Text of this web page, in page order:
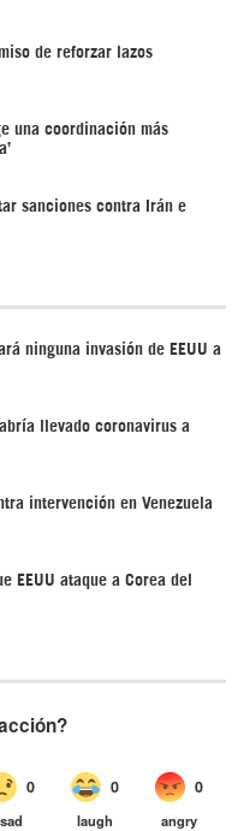
de reforzar lazos
una coordinación más
sanciones contra Irán e
ninguna invasión de EEUU a
llevado coronavirus a
intervención en Venezuela
EEUU ataque a Corea del